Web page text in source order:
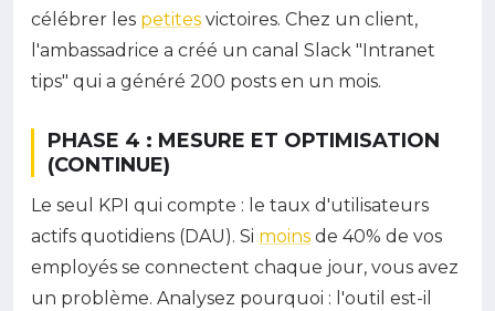
célébrer les petites victoires. Chez un client,
l'ambassadrice a créé un canal Slack "Intranet
tips" qui a généré 200 posts en un mois.
PHASE 4 : MESURE ET OPTIMISATION
(CONTINUE)
Le seul KPI qui compte : le taux d'utilisateurs
actifs quotidiens (DAU). Si moins de 40% de vos
employés se connectent chaque jour, vous avez
un problème. Analysez pourquoi : l'outil est-il